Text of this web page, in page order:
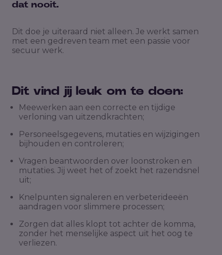
dat nooit.
Dit doe je uiteraard niet alleen. Je werkt samen
met een gedreven team met een passie voor
secuur werk.
Dit vind jij leuk om te doen:
Meewerken aan een correcte en tijdige
verloning van uitzendkrachten;
Personeelsgegevens, mutaties en wijzigingen
bijhouden en controleren;
Vragen beantwoorden over loonstroken en
mutaties. Jij weet het of zoekt het razendsnel
uit;
Knelpunten signaleren en verbeterideeën
aandragen voor slimmere processen;
Zorgen dat alles klopt tot achter de komma,
zonder het menselijke aspect uit het oog te
verliezen.